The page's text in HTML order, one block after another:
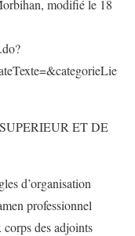
modifié le 18
ET DE
d’organisation
professionnel
des adjoints